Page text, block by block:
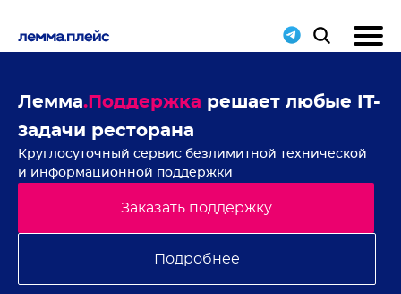
Лемма.Поддержка решает любые IT-
задачи ресторана
Круглосуточный сервис безлимитной технической
и информационной поддержки
Заказать поддержку
Подробнее